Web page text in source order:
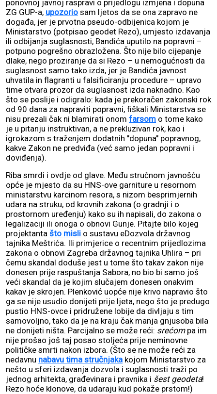
ponovnoj javnoj raspravi o prijedlogu izmjena i dopuna
ZG GUP-a, upozorio sam ljetos da se ona zapravo ne
događa, jer je prvotna pseudo-odbijenica kojom je
Ministarstvo (potpisao geodet Rezo), umjesto izdavanja
ili odbijanja suglasnosti, Bandića uputilo na popravni –
potpuno pogrešno obrazložena. Što nije bilo cijepanje
dlake, nego proziranje da si Rezo – u nemogućnosti da
suglasnost samo tako izda, jer je Bandića javnost
uhvatila in flagranti u falsificiranju procedure – upravo
time otvara prozor da suglasnost izda naknadno. Kao
što se poslije i odigralo: kada je prekoračen zakonski rok
od 90 dana za napraviti popravni, fiškali Ministarstva se
nisu prezali čak ni blamirati onom farsom o tome kako
je u pitanju instruktivan, a ne prekluzivan rok, kao i
igrokazom s traženjem dodatnih "dopuna" popravnog,
kakve Zakon ne predviđa (već samo jedan popravni i
doviđenja).
Riba smrdi i ovdje od glave. Među stručnom javnošću
opće je mjesto da su HNS-ove garniture u resornom
ministarstvu karcinom resora, s nizom besprimjernih
udara na struku, od krovnih zakona (o gradnji i o
prostornom uređenju) kako su ih napisali, do zakona o
legalizaciji ili onoga o obnovi Gunje. Pitajte bilo kojeg
projektanta što misli o sustavu eDozvola državnog
tajnika Meštrića. Ili primjerice o recentnim prijedlozima
zakona o obnovi Zagreba državnog tajnika Uhlira – pri
čemu skandal doduše jest u tome što takav zakon nije
donesen prije raspuštanja Sabora, no bio bi samo još
veći skandal da je kojim slučajem donesen onakvim
kakav je skrojen. Plenković uopće nije krivo napravio što
ga se nije usudio donijeti prije ljeta, nego što je predugo
pustio HNS-ovce i pridružene lobije da divljaju s tim
samovoljno, tako da je na kraju čak manja gnjusoba bila
ne donijeti ništa. Parcijalno se može reći: srećompa im
nije prošao još taj posao stoljeća prije neminovne
političke smrti nakon izbora. (Što se ne može reći za
nedavnu nabavu tima stručnjaka kojom Ministarstvo za
nešto u sferi izdavanja dozvola i suglasnosti traži po
jednog arhitekta, građevinara i pravnika i šest geodeta!
Rezo hoće klonove, da udaraju kud pokaže prstom!)